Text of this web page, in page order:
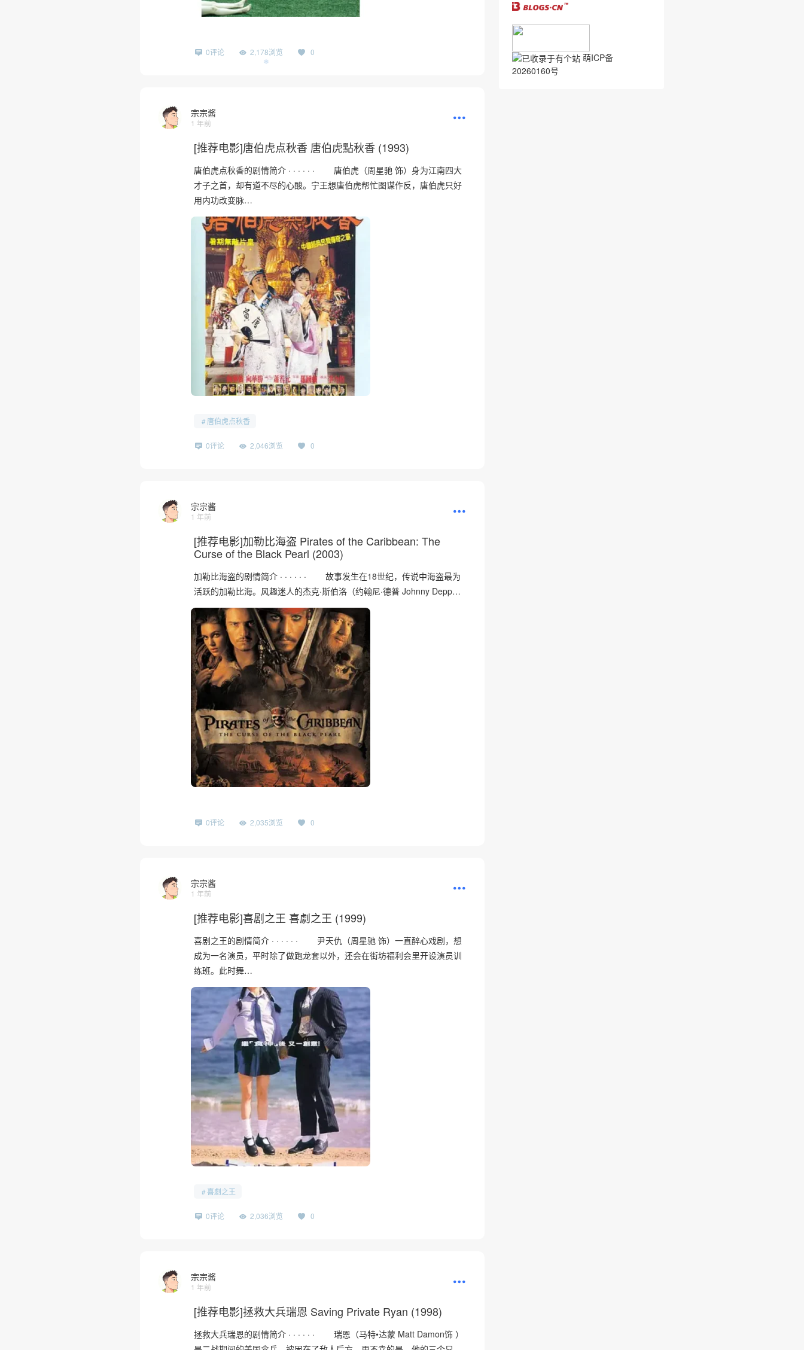
❄
0评论 2,178浏览 0
宗宗酱
1 年前
[推荐电影]唐伯虎点秋香 唐伯虎點秋香 (1993)
唐伯虎点秋香的剧情简介 · · · · · · 唐伯虎（周星驰 饰）身为江南四大
才子之首，却有道不尽的心酸。宁王想唐伯虎帮忙图谋作反，唐伯虎只好
用内功改变脉…
唐伯虎点秋香
0评论 2,046浏览 0
宗宗酱
1 年前
[推荐电影]加勒比海盗 Pirates of the Caribbean: The
Curse of the Black Pearl (2003)
加勒比海盗的剧情简介 · · · · · · 故事发生在18世纪，传说中海盗最为
活跃的加勒比海。风趣迷人的杰克·斯伯洛（约翰尼·德普 Johnny Depp…
0评论 2,035浏览 0
宗宗酱
1 年前
[推荐电影]喜剧之王 喜劇之王 (1999)
喜剧之王的剧情简介 · · · · · · 尹天仇（周星驰 饰）一直醉心戏剧，想
成为一名演员，平时除了做跑龙套以外，还会在街坊福利会里开设演员训
练班。此时舞…
喜劇之王
0评论 2,036浏览 0
宗宗酱
1 年前
[推荐电影]拯救大兵瑞恩 Saving Private Ryan (1998)
拯救大兵瑞恩的剧情简介 · · · · · · 瑞恩（马特•达蒙 Matt Damon饰 ）
萌ICP备
20260160号